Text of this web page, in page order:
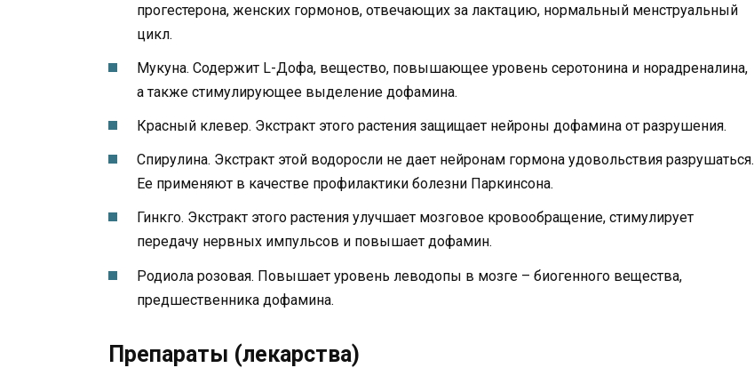
прогестерона, женских гормонов, отвечающих за лактацию, нормальный менструальный
цикл.
Мукуна. Содержит L-Дофа, вещество, повышающее уровень серотонина и норадреналина,
а также стимулирующее выделение дофамина.
Красный клевер. Экстракт этого растения защищает нейроны дофамина от разрушения.
Спирулина. Экстракт этой водоросли не дает нейронам гормона удовольствия разрушаться.
Ее применяют в качестве профилактики болезни Паркинсона.
Гинкго. Экстракт этого растения улучшает мозговое кровообращение, стимулирует
передачу нервных импульсов и повышает дофамин.
Родиола розовая. Повышает уровень леводопы в мозге – биогенного вещества,
предшественника дофамина.
Препараты (лекарства)